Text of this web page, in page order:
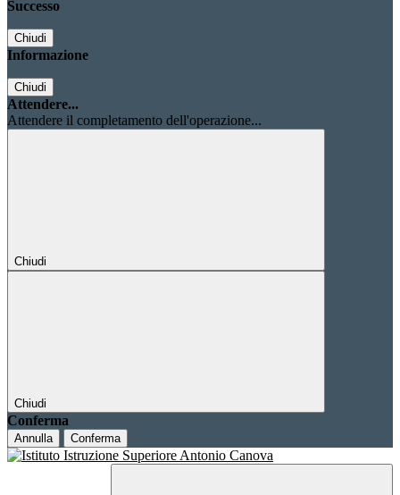
Successo
Chiudi
Informazione
Chiudi
Attendere...
Attendere il completamento dell'operazione...
Chiudi
Chiudi
Conferma
Annulla Conferma